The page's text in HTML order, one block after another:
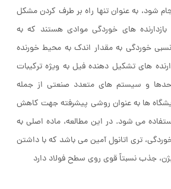
شود، به عنوان تنها راه بر طرف کردن مشکل
های خوردگی موادی هستند که به
خوردگی به مقدار اندک به محیط خورنده
های تشکیل دهنده فیل به ویژه ترکیبات
و سیستم های متعدد صنعتی از جمله
ها به عنوان روشی پیشرفته جهت کاهش
می شود. در این مطالعه، ماده اصلی به
خوردگی، تری اتانول آمین می باشد که با داشتن
جذب نسبتاً قوی روی سطح فولاد دارد